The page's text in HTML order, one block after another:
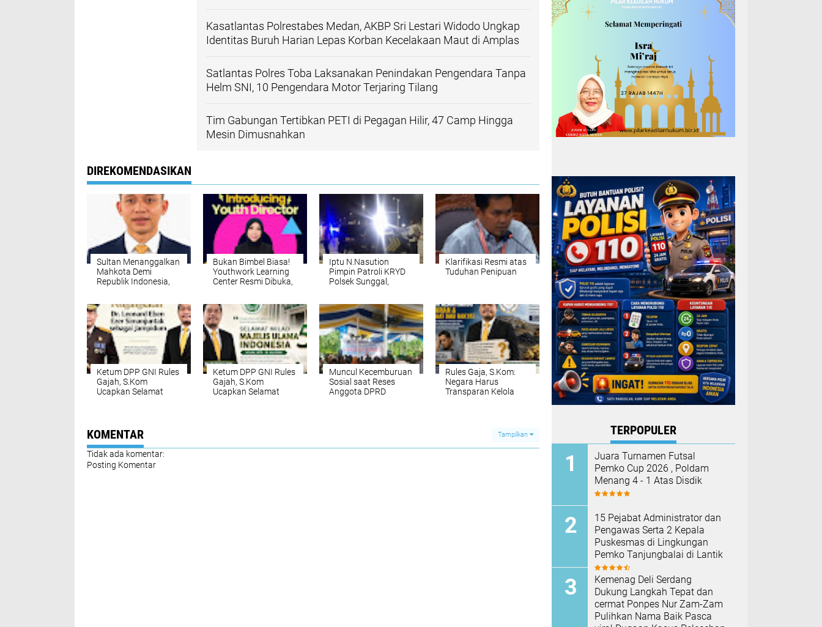
Kasatlantas Polrestabes Medan, AKBP Sri Lestari Widodo Ungkap
Identitas Buruh Harian Lepas Korban Kecelakaan Maut di Amplas‎
Satlantas Polres Toba Laksanakan Penindakan Pengendara Tanpa
Helm SNI, 10 Pengendara Motor Terjaring Tilang‎
Tim Gabungan Tertibkan PETI di Pegagan Hilir, 47 Camp Hingga
Mesin Dimusnahkan
DIREKOMENDASIKAN
Sultan Menanggalkan
Mahkota Demi
Republik Indonesia,
Menanggalkan Nurani
Demi Jabatan dan
Kekayaan?
Bukan Bimbel Biasa!
Youthwork Learning
Center Resmi Dibuka,
Berstandar Global
Iptu N.Nasution
Pimpin Patroli KRYD
Polsek Sunggal,
Sejumlah Titik
Klarifikasi Resmi atas
Tuduhan Penipuan
Ketum DPP GNI Rules
Gajah, S.Kom
Ucapkan Selamat
Negarawan Kunci
Kemajuan Bangsa
Ketum DPP GNI Rules
Gajah, S.Kom
Ucapkan Selamat
Muncul Kecemburuan
Sosial saat Reses
Anggota DPRD
Rules Gaja, S.Kom:
Negara Harus
Transparan Kelola
Rakyat Merasa
KOMENTAR Tampilkan
Tidak ada komentar:
Posting Komentar
TERPOPULER
Juara Turnamen Futsal
Pemko Cup 2026 , Poldam
Menang 4 - 1 Atas Disdik
15 Pejabat Administrator dan
Pengawas Serta 2 Kepala
Puskesmas di Lingkungan
Pemko Tanjungbalai di Lantik
Kemenag Deli Serdang
Dukung Langkah Tepat dan
cermat Ponpes Nur Zam-Zam
Pulihkan Nama Baik Pasca